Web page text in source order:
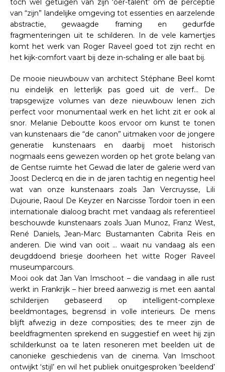
toch wel getuigen van zijn ‘oer-talent’ om de perceptie
van “zijn” landelijke omgeving tot essenties en aarzelende
abstractie, gewaagde framing en gedurfde
fragmenteringen uit te schilderen. In de vele kamertjes
komt het werk van Roger Raveel goed tot zijn recht en
het kijk-comfort vaart bij deze in-schaling er alle baat bij.
De mooie nieuwbouw van architect Stéphane Beel komt
nu eindelijk en letterlijk pas goed uit de verf… De
trapsgewijze volumes van deze nieuwbouw lenen zich
perfect voor monumentaal werk en het licht zit er ook al
snor. Melanie Deboutte koos ervoor om kunst te tonen
van kunstenaars die “de canon” uitmaken voor de jongere
generatie kunstenaars en daarbij moet historisch
nogmaals eens gewezen worden op het grote belang van
de Gentse ruimte het Gewad die later de galerie werd van
Joost Declercq en die in de jaren tachtig en negentig heel
wat van onze kunstenaars zoals Jan Vercruysse, Lili
Dujourie, Raoul De Keyzer en Narcisse Tordoir toen in een
internationale dialoog bracht met vandaag als referentieel
beschouwde kunstenaars zoals Juan Munoz, Franz West,
René Daniels, Jean-Marc Bustamanten Cabrita Reis en
anderen. Die wind van ooit … waait nu vandaag als een
deugddoend briesje doorheen het witte Roger Raveel
museumparcours.
Mooi ook dat Jan Van Imschoot – die vandaag in alle rust
werkt in Frankrijk – hier breed aanwezig is met een aantal
schilderijen gebaseerd op intelligent-complexe
beeldmontages, begrensd in volle interieurs. De mens
blijft afwezig in deze composities; des te meer zijn de
beeldfragmenten sprekend en suggestief en weet hij zijn
schilderkunst oa te laten resoneren met beelden uit de
canonieke geschiedenis van de cinema. Van Imschoot
ontwijkt ‘stijl’ en wil het publiek onuitgesproken ‘beeldend’